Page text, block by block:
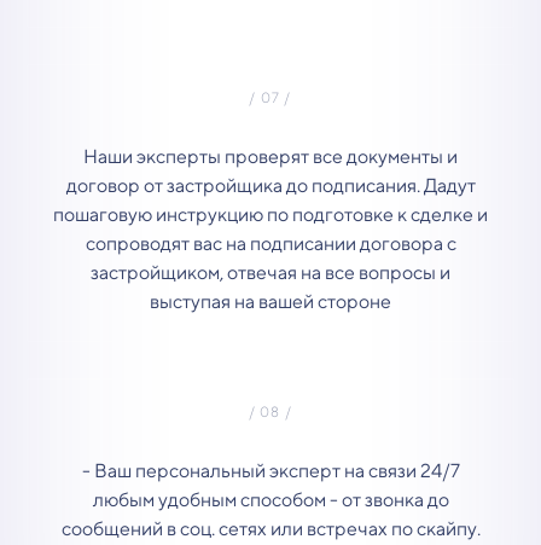
Наши эксперты проверят все документы и
договор от застройщика до подписания. Дадут
пошаговую инструкцию по подготовке к сделке и
сопроводят вас на подписании договора с
застройщиком, отвечая на все вопросы и
выступая на вашей стороне
- Ваш персональный эксперт на связи 24/7
любым удобным способом - от звонка до
сообщений в соц. сетях или встречах по скайпу.